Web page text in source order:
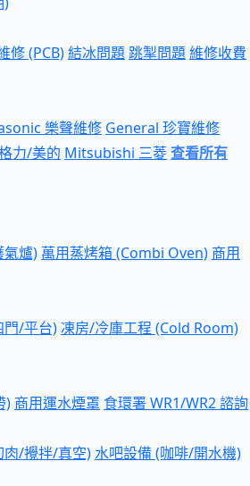
修 (PCB)結冰問題跳掣問題維修收費
樂聲維修 General 珍寶維修
力/美的 Mitsubishi 三菱查看所有
氣爐) 萬用蒸烤箱 (Combi Oven) 商用
門/平台)凍房/冷庫工程 (Cold Room)
) 商用運水煙罩 食環署 WR1/WR2 諮詢
肉/攪拌/真空)水吧設備 (咖啡/開水機)